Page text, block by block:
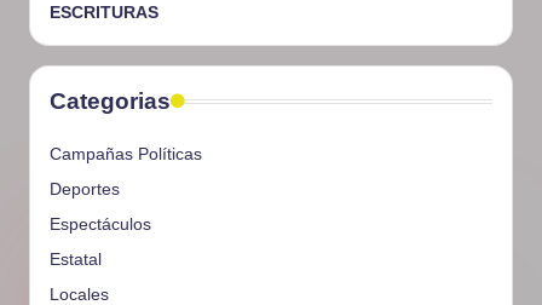
ESCRITURAS
Categorias
Campañas Políticas
Deportes
Espectáculos
Estatal
Locales